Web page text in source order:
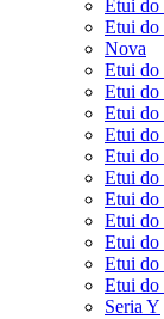
Etui do
Etui do
Nova
Etui do
Etui do
Etui do
Etui do
Etui do
Etui do
Etui
Etui
Etui do
Etui do
Etui do
Seria Y